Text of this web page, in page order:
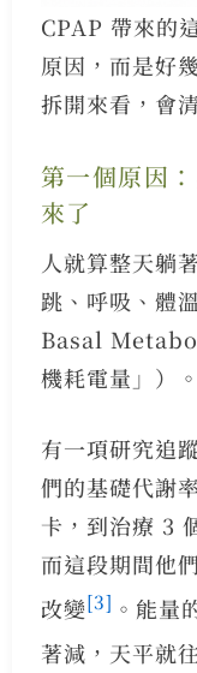
CPAP 帶來的
原因，而是好
拆開來看，會
第一個原因
來了
人就算整天躺
跳、呼吸、體
Basal
機耗電量」）。
有一項研究追
們的基礎代謝
卡，到治療 3
而這段期間他
改變[3] 。能量
著減，天平就